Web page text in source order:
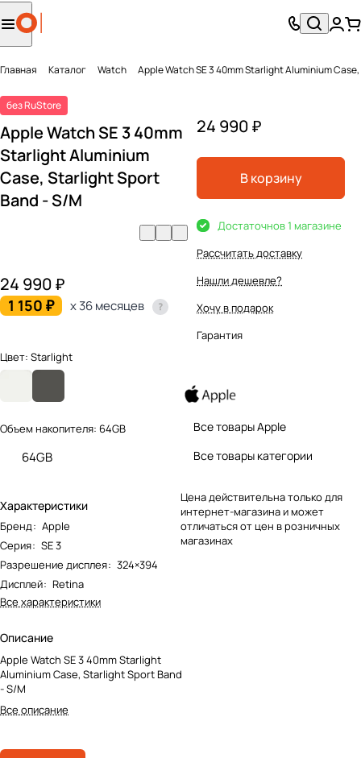
Главная Каталог Watch Apple Watch SE 3 40mm Starlight Aluminium
без RuStore
Apple Watch SE 3 40mm
Starlight Aluminium
Case, Starlight Sport
Band - S/M
24 990 ₽
1 150 ₽ x 36 месяцев
Цвет: Starlight
Объем накопителя: 64GB
64GB
Характеристики
Бренд: Apple
Серия: SE 3
Разрешение дисплея: 324×394
Дисплей: Retina
Все характеристики
Описание
Apple Watch SE 3 40mm Starlight
Aluminium Case, Starlight Sport Band
- S/M
Все описание
24 990 ₽
В корзину
Достаточнов 1 магазине
Рассчитать доставку
Нашли дешевле?
Хочу в подарок
Гарантия
Все товары Apple
Все товары категории
Цена действительна только для
интернет-магазина и может
отличаться от цен в розничных
магазинах